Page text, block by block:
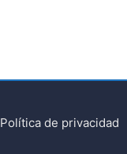
Política de privacidad